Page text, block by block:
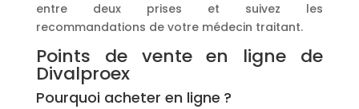
entre deux prises et suivez les
recommandations de votre médecin traitant.
Points de vente en ligne de
Divalproex
Pourquoi acheter en ligne ?